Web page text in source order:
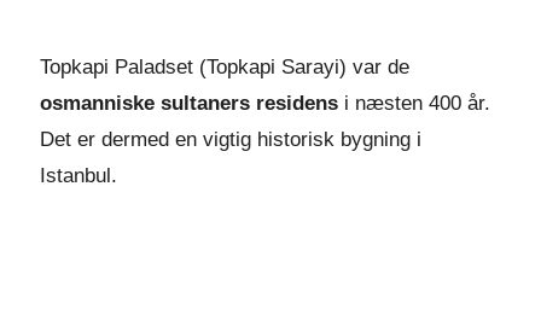
Topkapi Paladset (Topkapi Sarayi) var de
osmanniske sultaners residens i næsten 400 år.
Det er dermed en vigtig historisk bygning i
Istanbul.